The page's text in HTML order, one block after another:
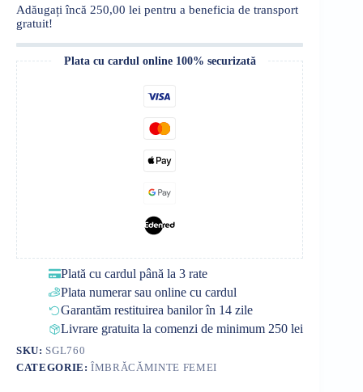
Adăugați încă 250,00 lei pentru a beneficia de transport
gratuit!
Plata cu cardul online 100% securizată
Plată cu cardul până la 3 rate
Plata numerar sau online cu cardul
Garantăm restituirea banilor în 14 zile
Livrare gratuita la comenzi de minimum 250 lei
SKU: SGL760
CATEGORIE:ÎMBRĂCĂMINTE FEMEI